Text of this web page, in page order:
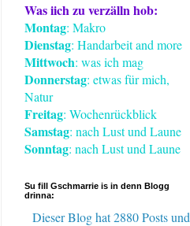
Was iich zu verzälln hob:
Montag: Makro
Dienstag: Handarbeit and more
Mittwoch: was ich mag
Donnerstag: etwas für mich,
Natur
Freitag: Wochenrückblick
Samstag: nach Lust und Laune
Sonntag: nach Lust und Laune
Su fill Gschmarrie is in denn Blogg
drinna:
Dieser Blog hat 2880 Postsund